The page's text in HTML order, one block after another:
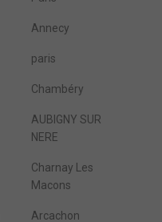
Annecy
paris
Chambéry
AUBIGNY SUR
NERE
Charnay Les
Macons
Arcachon